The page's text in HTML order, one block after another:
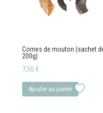
Cornes de mouton (sachet
200g)
7,50 €
Ajouter au panier